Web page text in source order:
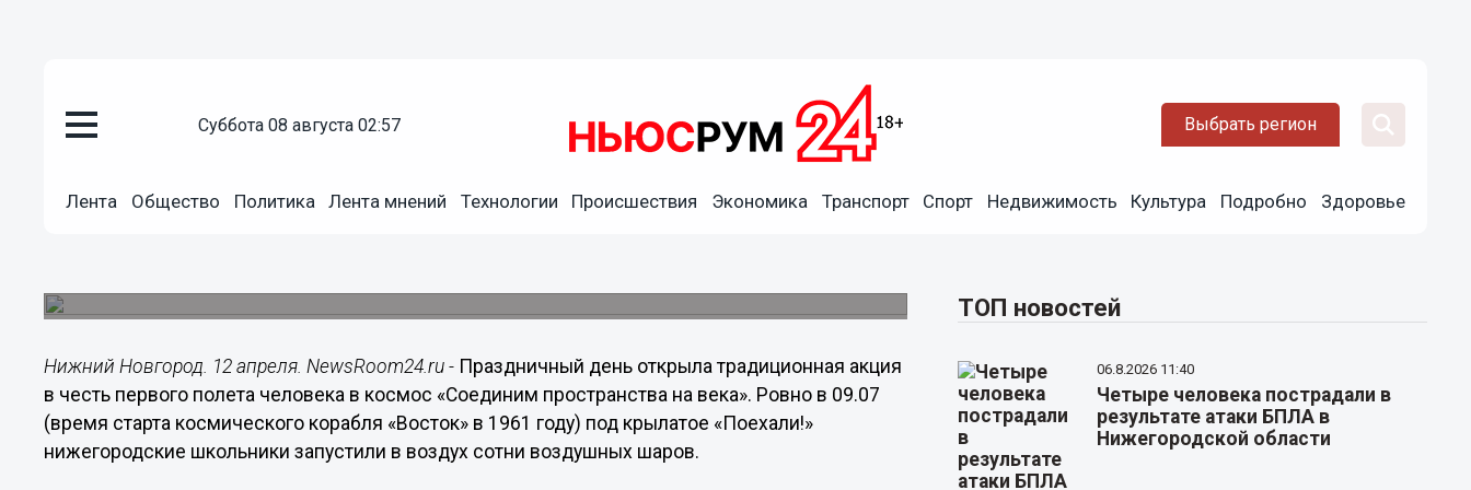
суббота 08 августа 02:57 Выбрать регион
Лента Общество Политика Лента мнений Технологии Происшествия Экономика Транспорт Спорт Недвижимость Культура Подробно Здоровье
Советский космонавт Георгий Гречко призвал нижегородцев
Нижний Новгород. 12 апреля. NewsRoom24.ru - Праздничный день открыла традиционная акция
в честь первого полета человека в космос «Соединим пространства на века». Ровно в 09.07
(время старта космического корабля «Восток» в 1961 году) под крылатое «Поехали!»
нижегородские школьники запустили в воздух сотни воздушных шаров.
ТОП новостей
06.8.2026 11:40
Четыре человека пострадали в
результате атаки БПЛА в
Нижегородской области